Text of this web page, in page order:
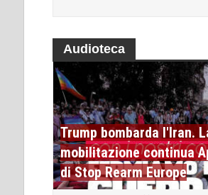
Audioteca
Trump bombarda l'Iran.
mobilitazione continua
di Stop Rearm Europe